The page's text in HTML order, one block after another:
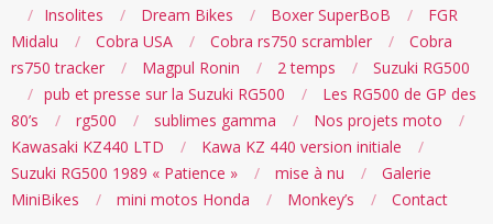
Insolites
Dream Bikes Boxer SuperBoB
FGR
Midalu
Cobra USA Cobra rs750 scrambler
Cobra
rs750 tracker
Magpul Ronin 2 temps
Suzuki RG500
pub et presse sur la Suzuki RG500
Les RG500 de GP des
80’s
rg500 sublimes gamma
Nos projets moto
Kawasaki KZ440 LTD
Kawa KZ 440 version initiale
Suzuki RG500 1989 « Patience »
mise à nu
Galerie
MiniBikes
mini motos Honda Monkey’s Contact